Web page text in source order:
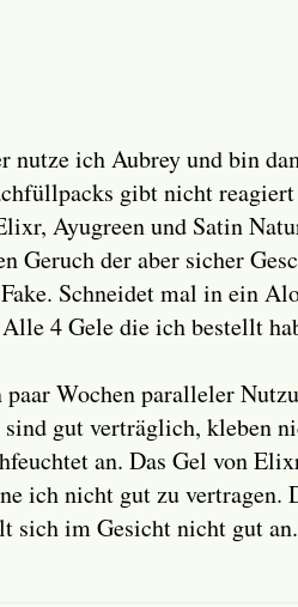
ich Aubrey und bin
gibt nicht
Ayugreen und Satin
Geruch der aber sicher
Schneidet mal in ein
4 Gele die ich bestellt
Wochen paralleler
gut verträglich, kleben
an. Das Gel von
ich nicht gut zu
im Gesicht nicht gut